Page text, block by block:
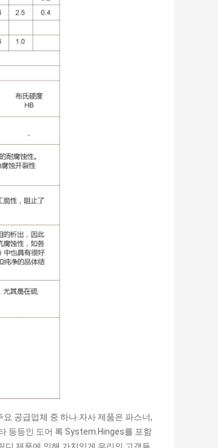
공급업체 중 하나.자사 제품은 파스너,
등등인 도어 록 System.Hinges를 포함